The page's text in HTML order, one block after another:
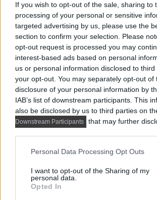
If you wish to opt-out of the sale, sharing to
processing of your personal or sensitive
targeted advertising by us, please use the
section to confirm your selection. Please
opt-out request is processed you may
interest-based ads based on personal
us or personal information disclosed to
your opt-out. You may separately opt-out of
disclosure of your personal information by
IAB’s list of downstream participants. This
also be disclosed by us to third parties on
Downstream Participants
that may further
Please note that this website/app uses one
not limited to your visit or usage behaviour.
grant or deny consent to Google and its
use your data for below specified purposes
Personal Data Processing Opt Outs
I want to opt-out of the Sharing of my
personal data.
Opted In